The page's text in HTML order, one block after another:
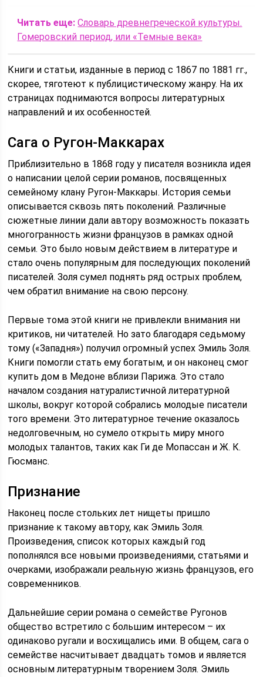
Читать еще: Словарь древнегреческой культуры.
Гомеровский период, или «Темные века»
Книги и статьи, изданные в период с 1867 по 1881 гг.,
скорее, тяготеют к публицистическому жанру. На их
страницах поднимаются вопросы литературных
направлений и их особенностей.
Сага о Ругон-Маккарах
Приблизительно в 1868 году у писателя возникла идея
о написании целой серии романов, посвященных
семейному клану Ругон-Маккары. История семьи
описывается сквозь пять поколений. Различные
сюжетные линии дали автору возможность показать
многогранность жизни французов в рамках одной
семьи. Это было новым действием в литературе и
стало очень популярным для последующих поколений
писателей. Золя сумел поднять ряд острых проблем,
чем обратил внимание на свою персону.
Первые тома этой книги не привлекли внимания ни
критиков, ни читателей. Но зато благодаря седьмому
тому («Западня») получил огромный успех Эмиль Золя.
Книги помогли стать ему богатым, и он наконец смог
купить дом в Медоне вблизи Парижа. Это стало
началом создания натуралистичной литературной
школы, вокруг которой собрались молодые писатели
того времени. Это литературное течение оказалось
недолговечным, но сумело открыть миру много
молодых талантов, таких как Ги де Мопассан и Ж. К.
Гюсманс.
Признание
Наконец после стольких лет нищеты пришло
признание к такому автору, как Эмиль Золя.
Произведения, список которых каждый год
пополнялся все новыми произведениями, статьями и
очерками, изображали реальную жизнь французов, его
современников.
Дальнейшие серии романа о семействе Ругонов
общество встретило с большим интересом – их
одинаково ругали и восхищались ими. В общем, сага о
семействе насчитывает двадцать томов и является
основным литературным творением Золя. Эмиль